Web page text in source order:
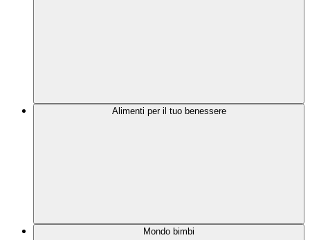
Alimenti per il tuo benessere
Mondo bimbi